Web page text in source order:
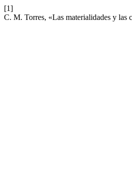
[1]
C. M. Torres, «Las materialidades y las